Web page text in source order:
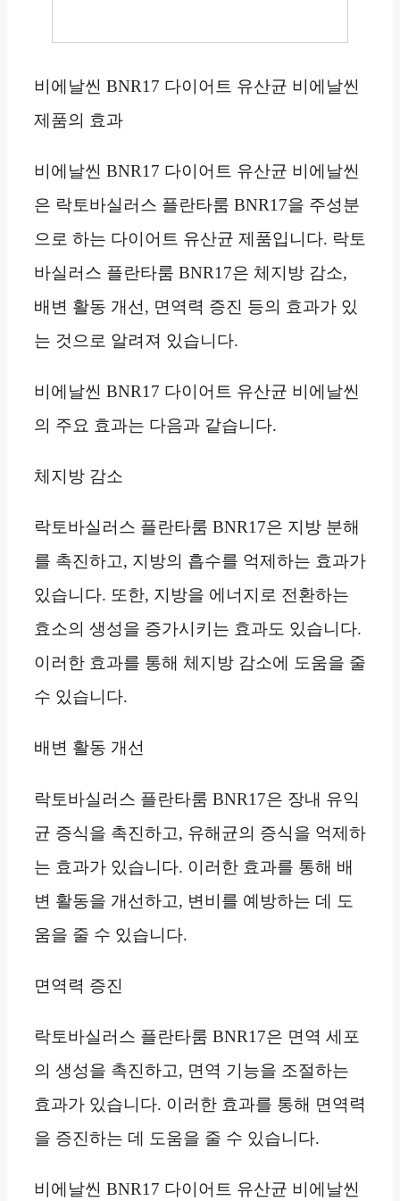
비에날씬 BNR17 다이어트 유산균 비에날씬
제품의 효과
비에날씬 BNR17 다이어트 유산균 비에날씬
은 락토바실러스 플란타룸 BNR17을 주성분
으로 하는 다이어트 유산균 제품입니다. 락토
바실러스 플란타룸 BNR17은 체지방 감소,
배변 활동 개선, 면역력 증진 등의 효과가 있
는 것으로 알려져 있습니다.
비에날씬 BNR17 다이어트 유산균 비에날씬
의 주요 효과는 다음과 같습니다.
체지방 감소
락토바실러스 플란타룸 BNR17은 지방 분해
를 촉진하고, 지방의 흡수를 억제하는 효과가
있습니다. 또한, 지방을 에너지로 전환하는
효소의 생성을 증가시키는 효과도 있습니다.
이러한 효과를 통해 체지방 감소에 도움을 줄
수 있습니다.
배변 활동 개선
락토바실러스 플란타룸 BNR17은 장내 유익
균 증식을 촉진하고, 유해균의 증식을 억제하
는 효과가 있습니다. 이러한 효과를 통해 배
변 활동을 개선하고, 변비를 예방하는 데 도
움을 줄 수 있습니다.
면역력 증진
락토바실러스 플란타룸 BNR17은 면역 세포
의 생성을 촉진하고, 면역 기능을 조절하는
효과가 있습니다. 이러한 효과를 통해 면역력
을 증진하는 데 도움을 줄 수 있습니다.
비에날씬 BNR17 다이어트 유산균 비에날씬